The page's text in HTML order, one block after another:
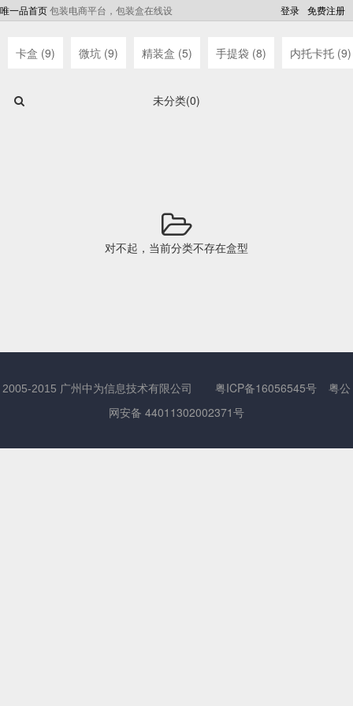
唯一品首页包装电商平台，包装盒在线设
免费注册
登录
卡盒 (9) 微坑 (9) 精装盒 (5) 手提袋 (8) 内托卡托 (9)
未分类(0)
对不起，当前分类不存在盒型
2005-2015 广州中为信息技术有限公司 粤ICP备16056545号
粤公
网安备 44011302002371号